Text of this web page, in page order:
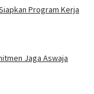
Program Kerja
Jaga Aswaja